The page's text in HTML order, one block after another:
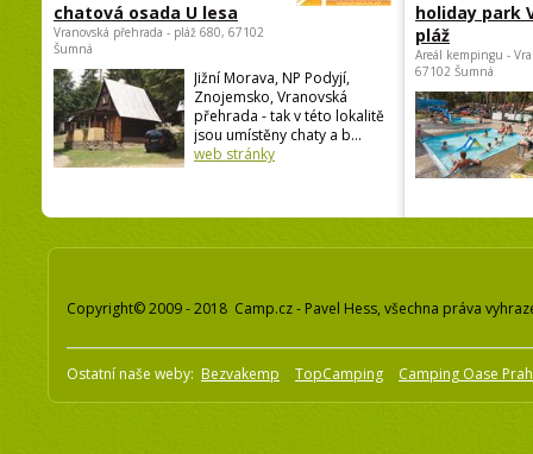
chatová osada U lesa
Vranovská přehrada - pláž 680, 67102
Šumná
Jižní Morava, NP Podyjí,
Znojemsko, Vranovská
přehrada - tak v této lokalitě
jsou umístěny chaty a b...
web stránky
holiday park
pláž
Areál kempingu -
67102 Šumná
Copyright© 2009 - 2018 Camp.cz - Pavel Hess, všechna práva
Ostatní naše weby: Bezvakemp TopCamping Camping Oase